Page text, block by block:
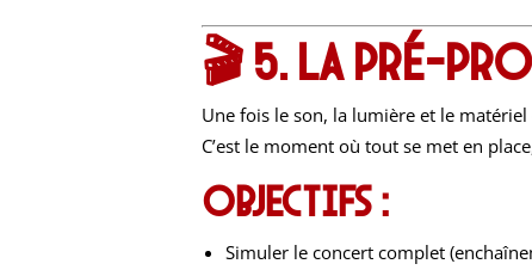
🎬 5. La pré-
Une fois le son, la lumière et le
C’est le moment où tout se met en
Objectifs :
Simuler le concert complet